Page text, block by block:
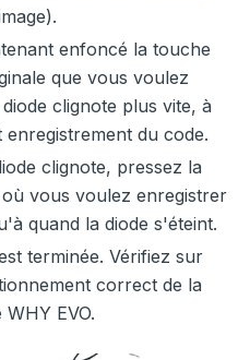
enfoncé la touche
que vous voulez
clignote plus vite, à
du code.
clignote, pressez la
vous voulez enregistrer
quand la diode s'éteint.
terminée. Vérifiez sur
correct de la
EVO.